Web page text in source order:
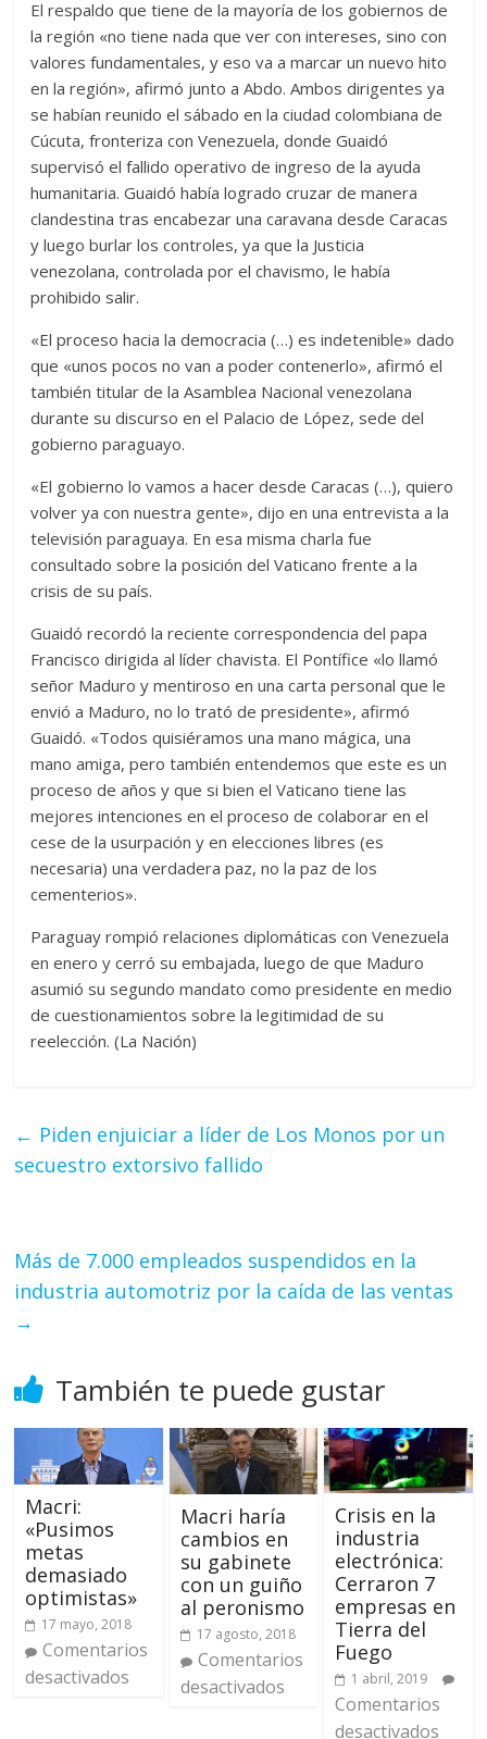
El respaldo que tiene de la mayoría de los gobiernos de
la región «no tiene nada que ver con intereses, sino con
valores fundamentales, y eso va a marcar un nuevo hito
en la región», afirmó junto a Abdo. Ambos dirigentes ya
se habían reunido el sábado en la ciudad colombiana de
Cúcuta, fronteriza con Venezuela, donde Guaidó
supervisó el fallido operativo de ingreso de la ayuda
humanitaria. Guaidó había logrado cruzar de manera
clandestina tras encabezar una caravana desde Caracas
y luego burlar los controles, ya que la Justicia
venezolana, controlada por el chavismo, le había
prohibido salir.
«El proceso hacia la democracia (…) es indetenible» dado
que «unos pocos no van a poder contenerlo», afirmó el
también titular de la Asamblea Nacional venezolana
durante su discurso en el Palacio de López, sede del
gobierno paraguayo.
«El gobierno lo vamos a hacer desde Caracas (…), quiero
volver ya con nuestra gente», dijo en una entrevista a la
televisión paraguaya. En esa misma charla fue
consultado sobre la posición del Vaticano frente a la
crisis de su país.
Guaidó recordó la reciente correspondencia del papa
Francisco dirigida al líder chavista. El Pontífice «lo llamó
señor Maduro y mentiroso en una carta personal que le
envió a Maduro, no lo trató de presidente», afirmó
Guaidó. «Todos quisiéramos una mano mágica, una
mano amiga, pero también entendemos que este es un
proceso de años y que si bien el Vaticano tiene las
mejores intenciones en el proceso de colaborar en el
cese de la usurpación y en elecciones libres (es
necesaria) una verdadera paz, no la paz de los
cementerios».
Paraguay rompió relaciones diplomáticas con Venezuela
en enero y cerró su embajada, luego de que Maduro
asumió su segundo mandato como presidente en medio
de cuestionamientos sobre la legitimidad de su
reelección. (La Nación)
← Piden enjuiciar a líder de Los Monos por un
secuestro extorsivo fallido
Más de 7.000 empleados suspendidos en la
industria automotriz por la caída de las ventas
→
También te puede gustar
Macri:
«Pusimos
metas
demasiado
optimistas»
17 mayo, 2018
Comentarios
desactivados
Macri haría
cambios en
su gabinete
con un guiño
al peronismo
17 agosto, 2018
Comentarios
desactivados
Crisis en la
industria
electrónica:
Cerraron 7
empresas en
Tierra del
Fuego
1 abril, 2019
Comentarios
desactivados